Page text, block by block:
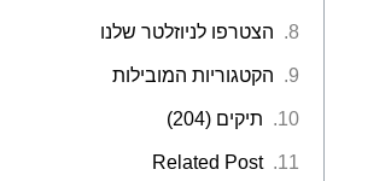
הצטרפו לניוזלטר שלנו
הקטגוריות המובילות
תיקים (204)
Related Post